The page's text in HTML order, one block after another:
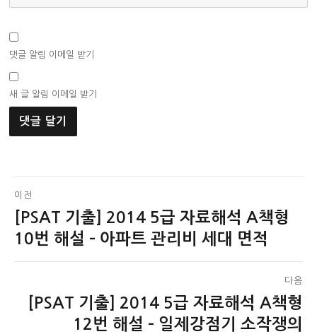
댓글 알림 이메일 받기
새 글 알림 이메일 받기
글
탐
색
이전
이
전
[PSAT 기출] 2014 5급 자료해석 A책형
10번 해설 – 아파트 관리비 세대 면적
다음
[PSAT 기출] 2014 5급 자료해석 A책형
12번 해설 – 일제강점기 소작쟁의